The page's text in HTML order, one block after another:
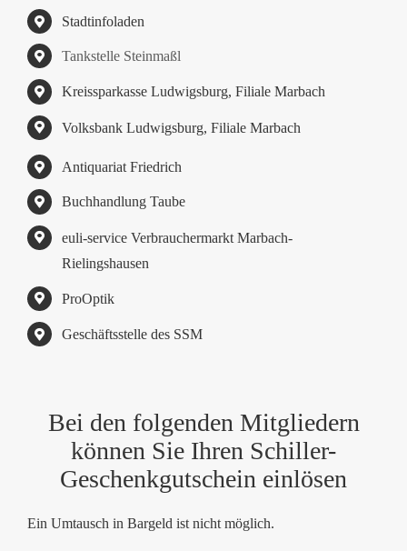
Stadtinfoladen
Tankstelle Steinmaßl
Kreissparkasse Ludwigsburg, Filiale Marbach
Volksbank Ludwigsburg, Filiale Marbach
Antiquariat Friedrich
Buchhandlung Taube
euli-service Verbrauchermarkt Marbach-
Rielingshausen
ProOptik
Geschäftsstelle des SSM
Bei den folgenden Mitgliedern
können Sie Ihren Schiller-
Geschenkgutschein einlösen
Ein Umtausch in Bargeld ist nicht möglich.